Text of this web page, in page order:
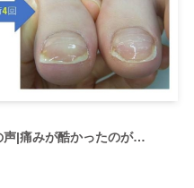
声|痛みが酷かったのが…